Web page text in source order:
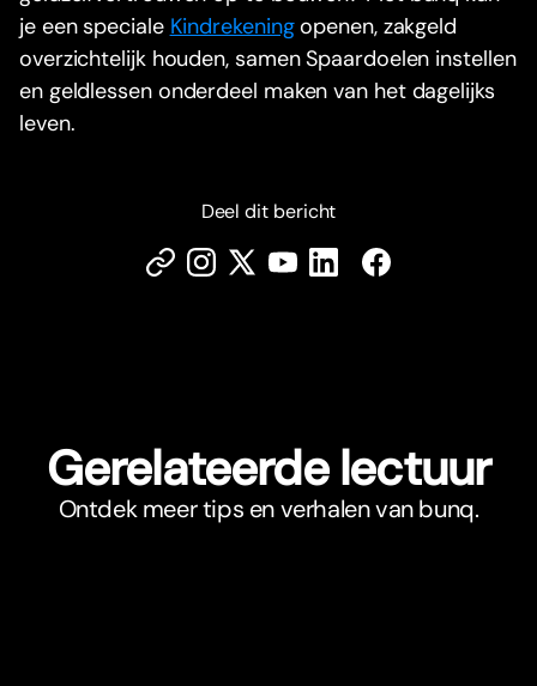
je een speciale Kindrekeningopenen, zakgeld
overzichtelijk houden, samen Spaardoelen instellen
en geldlessen onderdeel maken van het dagelijks
leven.
Deel dit bericht
Gerelateerde lectuur
Ontdek meer tips en verhalen van bunq.